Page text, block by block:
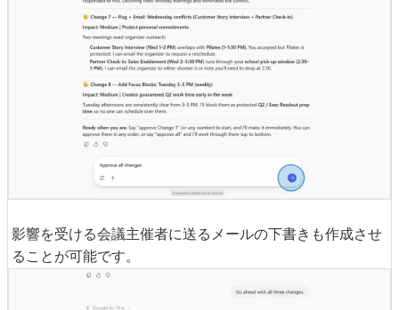
影響を受ける会議主催者に送るメールの下書きも作成させ
ることが可能です。